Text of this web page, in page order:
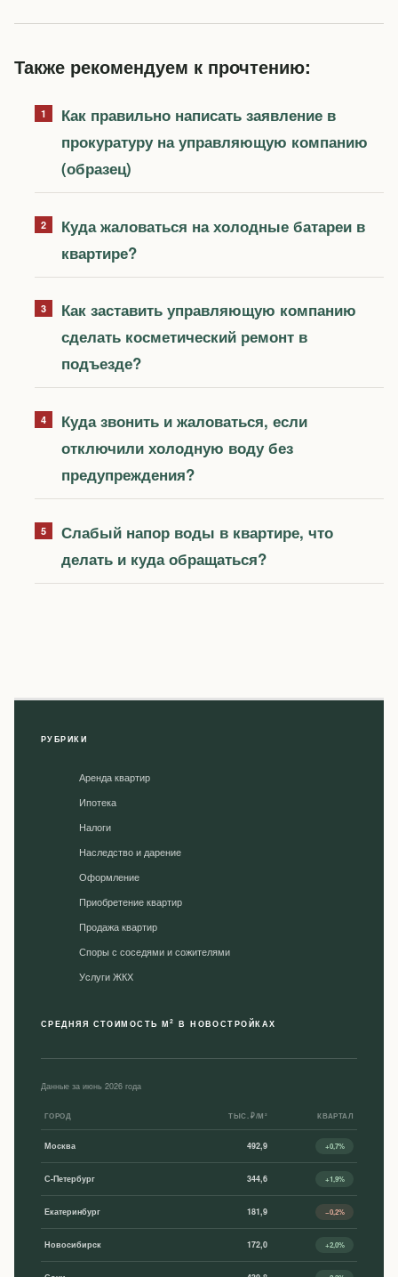
Также рекомендуем к прочтению:
Как правильно написать заявление в
прокуратуру на управляющую компанию
(образец)
Куда жаловаться на холодные батареи в
квартире?
Как заставить управляющую компанию
сделать косметический ремонт в
подъезде?
Куда звонить и жаловаться, если
отключили холодную воду без
предупреждения?
Слабый напор воды в квартире, что
делать и куда обращаться?
РУБРИКИ
Аренда квартир
Ипотека
Налоги
Наследство и дарение
Оформление
Приобретение квартир
Продажа квартир
Споры с соседями и сожителями
Уcлуги ЖКХ
СРЕДНЯЯ СТОИМОСТЬ М2 В НОВОСТРОЙКАХ
Данные за июнь 2026 года
ГОРОД ТЫС. ₽/М² КВАРТАЛ
Москва 492,9 +0,7%
С-Петербург 344,6 +1,9%
Екатеринбург 181,9 −0,2%
Новосибирск 172,0 +2,0%